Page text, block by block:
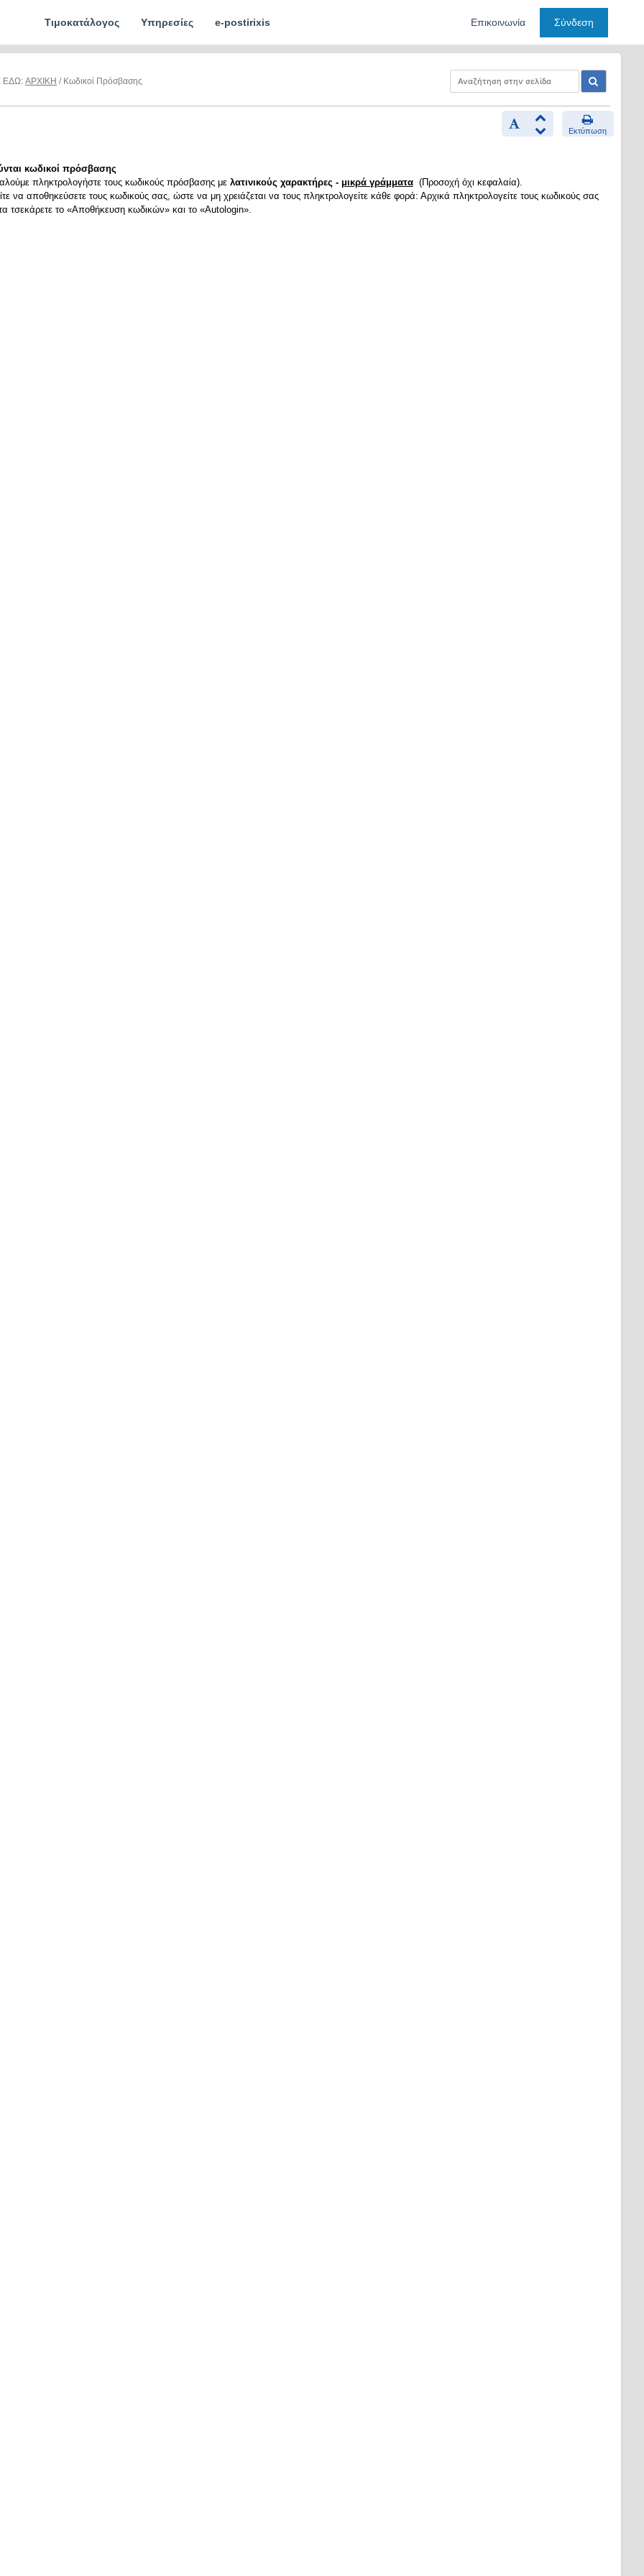
Τιμοκατάλογος Υπηρεσίες e-postirixis Επικοινωνία Σύνδεση
ΕΔΩ:ΑΡΧΙΚΗ / Κωδικοί Πρόσβασης
Εκτύπωση
κωδικοί πρόσβασης
πληκτρολογήστε τους κωδικούς πρόσβασης με λατινικούς χαρακτήρες - μικρά γράμματα(Προσοχή όχι κεφαλαία).
να αποθηκεύσετε τους κωδικούς σας, ώστε να μη χρειάζεται να τους πληκτρολογείτε κάθε φορά: Αρχικά πληκτρολογείτε τους κωδικούς σας
τσεκάρετε το «Αποθήκευση κωδικών» και το «Autologin».